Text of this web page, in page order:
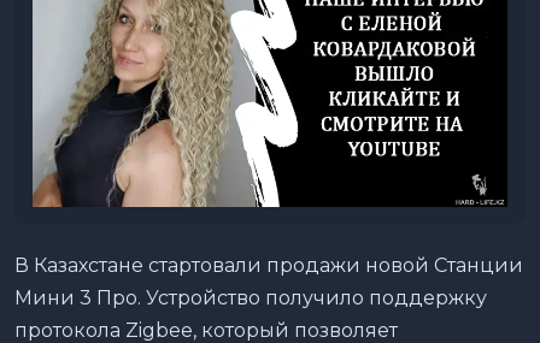
В Казахстане стартовали продажи новой Станции
Мини 3 Про. Устройство получило поддержку
протокола Zigbee, который позволяет